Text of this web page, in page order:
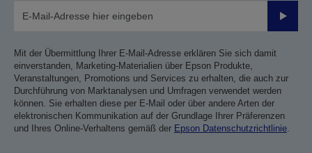
Mit der Übermittlung Ihrer E-Mail-Adresse erklären Sie sich damit
einverstanden, Marketing-Materialien über Epson Produkte,
Veranstaltungen, Promotions und Services zu erhalten, die auch zur
Durchführung von Marktanalysen und Umfragen verwendet werden
können. Sie erhalten diese per E-Mail oder über andere Arten der
elektronischen Kommunikation auf der Grundlage Ihrer Präferenzen
und Ihres Online-Verhaltens gemäß der Epson Datenschutzrichtlinie.